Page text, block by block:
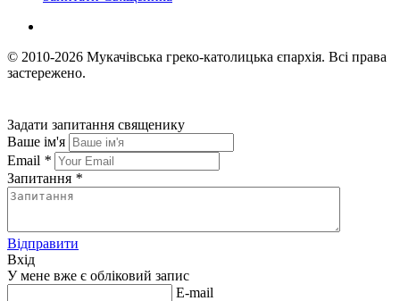
© 2010-2026 Мукачівська греко-католицька єпархія. Всі права
застережено.
Задати запитання священику
Ваше ім'я
Email *
Запитання *
Відправити
Вхід
У мене вже є обліковий запис
E-mail